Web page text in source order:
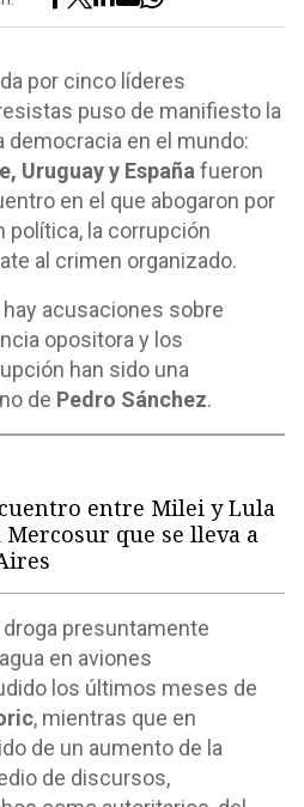
por cinco líderes
puso de manifiesto la
democracia en el mundo:
Uruguay y España fueron
en el que abogaron por
política, la corrupción
al crimen organizado.
hay acusaciones sobre
opositora y los
han sido una
de Pedro Sánchez.
entre Milei y Lula
que se lleva a
droga presuntamente
en aviones
los últimos meses de
, mientras que en
de un aumento de la
de discursos,